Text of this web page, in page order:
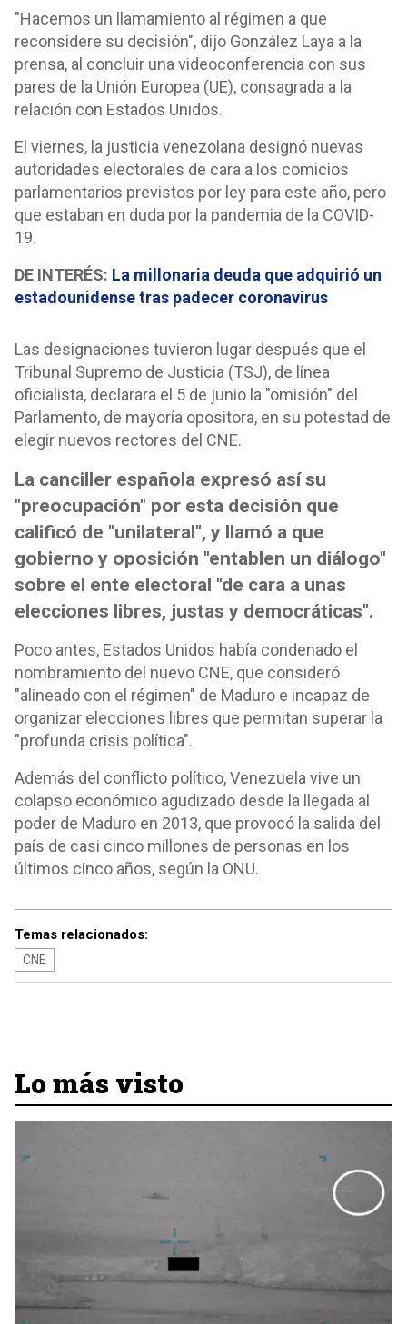
"Hacemos un llamamiento al régimen a que
reconsidere su decisión", dijo González Laya a la
prensa, al concluir una videoconferencia con sus
pares de la Unión Europea (UE), consagrada a la
relación con Estados Unidos.
El viernes, la justicia venezolana designó nuevas
autoridades electorales de cara a los comicios
parlamentarios previstos por ley para este año, pero
que estaban en duda por la pandemia de la COVID-
19.
DE INTERÉS: La millonaria deuda que adquirió un
estadounidense tras padecer coronavirus
Las designaciones tuvieron lugar después que el
Tribunal Supremo de Justicia (TSJ), de línea
oficialista, declarara el 5 de junio la "omisión" del
Parlamento, de mayoría opositora, en su potestad de
elegir nuevos rectores del CNE.
La canciller española expresó así su
"preocupación" por esta decisión que
calificó de "unilateral", y llamó a que
gobierno y oposición "entablen un diálogo"
sobre el ente electoral "de cara a unas
elecciones libres, justas y democráticas".
Poco antes, Estados Unidos había condenado el
nombramiento del nuevo CNE, que consideró
"alineado con el régimen" de Maduro e incapaz de
organizar elecciones libres que permitan superar la
"profunda crisis política".
Además del conflicto político, Venezuela vive un
colapso económico agudizado desde la llegada al
poder de Maduro en 2013, que provocó la salida del
país de casi cinco millones de personas en los
últimos cinco años, según la ONU.
Temas relacionados:
CNE
Lo más visto